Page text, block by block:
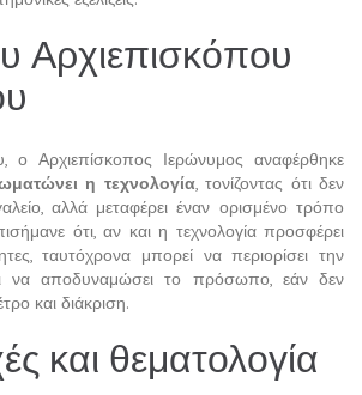
Αρχιεπισκόπου
ο Αρχιεπίσκοπος Ιερώνυμος αναφέρθηκε
η τεχνολογία, τονίζοντας ότι δεν
αλλά μεταφέρει έναν ορισμένο τρόπο
ότι, αν και η τεχνολογία προσφέρει
ταυτόχρονα μπορεί να περιορίσει την
να αποδυναμώσει το πρόσωπο, εάν δεν
και διάκριση.
και θεματολογία